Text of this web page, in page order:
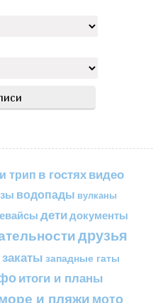
трип в гостяхвидео
водопады вулканы
детидокументы
друзья
закаты западные гаты
итоги и планы
и пляжимото